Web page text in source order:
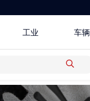
所有解决方案
工业 车辆